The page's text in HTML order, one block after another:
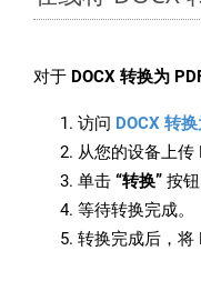
对于 DOCX 转换为
访问 DOCX 转
从您的设备上传
单击 “转换” 按钮
等待转换完成。
转换完成后，将